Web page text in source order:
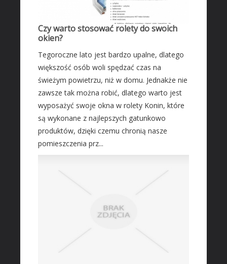
Czy warto stosować rolety do swoich
okien?
Tegoroczne lato jest bardzo upalne, dlatego
większość osób woli spędzać czas na
świeżym powietrzu, niż w domu. Jednakże nie
zawsze tak można robić, dlatego warto jest
wyposażyć swoje okna w rolety Konin, które
są wykonane z najlepszych gatunkowo
produktów, dzięki czemu chronią nasze
pomieszczenia prz...